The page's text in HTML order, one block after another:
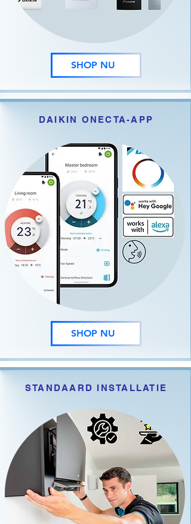
SHOP NU
DAIKIN ONECTA-APP
SHOP NU
STANDAARD INSTALLATIE